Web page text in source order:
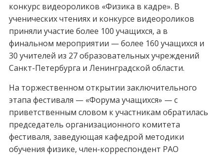
конкурс видеороликов «Физика в кадре». В
ученических чтениях и конкурсе видеороликов
приняли участие более 100 учащихся, а в
финальном мероприятии — более 160 учащихся и
30 учителей из 27 образовательных учреждений
Санкт-Петербурга и Ленинградской области.
На торжественном открытии заключительного
этапа фестиваля — «Форума учащихся» — с
приветственным словом к участникам обратилась
председатель организационного комитета
фестиваля, заведующая кафедрой методики
обучения физике, член-корреспондент РАО